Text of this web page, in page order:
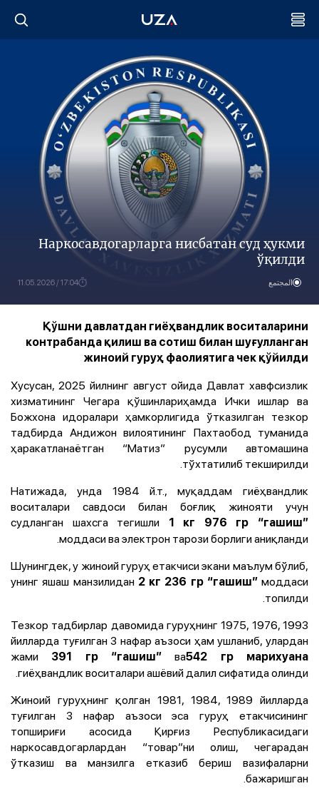
Наркосавдогарларга нисбатан суд ҳукми
ўқилди
المجتمع 17:04 / 11.05.2026
Қўшни давлатдан гиёҳвандлик воситаларини
контрабанда қилиш ва сотиш билан шуғулланган
жиноий гуруҳ фаолиятига чек қўйилди
Хусусан, 2025 йилнинг август ойида Давлат хавфсизлик
хизматининг Чегара қўшинлариҳамда Ички ишлар ва
Божхона идоралари ҳамкорлигида ўтказилган тезкор
тадбирда Андижон вилоятининг Пахтаобод туманида
ҳаракатланаётган “Матиз” русумли автомашина
тўхтатилиб текширилди.
Натижада, унда 1984 й.т., муқаддам гиёҳвандлик
воситалари савдоси билан боғлиқ жинояти учун
судланган шахсга тегишли
1 кг 976 гр “гашиш”
моддаси ва электрон тарози борлиги аниқланди.
Шунингдек, у жиноий гуруҳ етакчиси экани маълум бўлиб,
унинг яшаш манзилидан 2 кг 236 гр “гашиш”моддаси
топилди.
Тезкор тадбирлар давомида гуруҳнинг 1975, 1976, 1993
йилларда туғилган 3 нафар аъзоси ҳам ушланиб, улардан
жами
391 гр “гашиш”ва542 гр марихуана
гиёҳвандлик воситалари ашёвий далил сифатида олинди.
Жиноий гуруҳнинг қолган 1981, 1984, 1989 йилларда
туғилган 3 нафар аъзоси эса гуруҳ етакчисининг
топшириғи асосида Қирғиз Республикасидаги
наркосавдогарлардан “товар”ни олиш, чегарадан
ўтказиш ва манзилга етказиб бериш вазифаларни
бажаришган.